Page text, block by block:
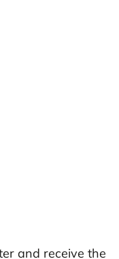
and receive the